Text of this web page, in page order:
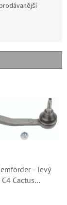
- levý
Cactus